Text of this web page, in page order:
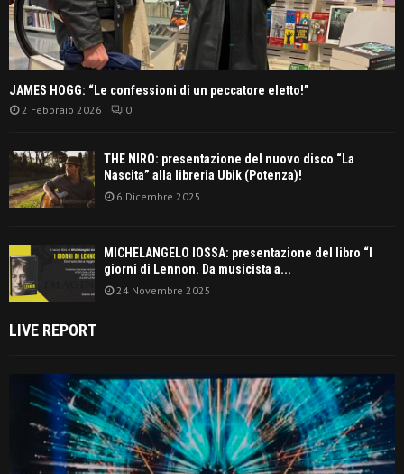
JAMES HOGG: “Le confessioni di un peccatore eletto!”
2 Febbraio 2026 0
THE NIRO: presentazione del nuovo disco “La
Nascita” alla libreria Ubik (Potenza)!
6 Dicembre 2025
MICHELANGELO IOSSA: presentazione del libro “I
giorni di Lennon. Da musicista a...
24 Novembre 2025
LIVE REPORT